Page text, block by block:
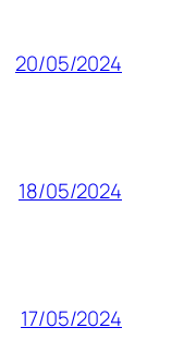
20/05/2024
18/05/2024
17/05/2024